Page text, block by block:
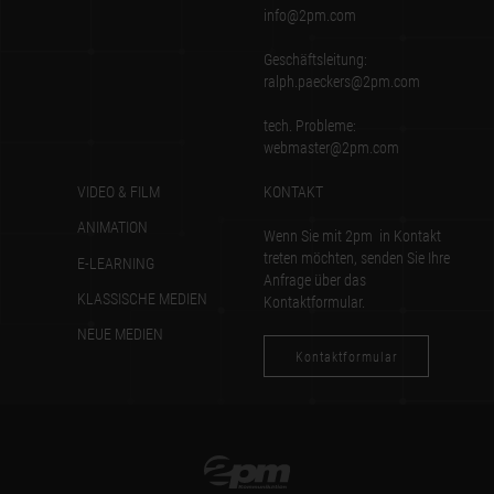
info@2pm.com
Geschäftsleitung:
ralph.paeckers@2pm.com
tech. Probleme:
webmaster@2pm.com
VIDEO & FILM
ANIMATION
E-LEARNING
KLASSISCHE MEDIEN
NEUE MEDIEN
KONTAKT
Wenn Sie mit 2pm in Kontakt
treten möchten, senden Sie Ihre
Anfrage über das
Kontaktformular.
Kontaktformular